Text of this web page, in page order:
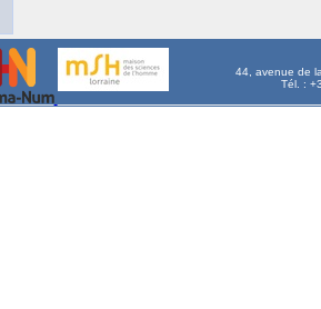
44, avenue de
Tél. :